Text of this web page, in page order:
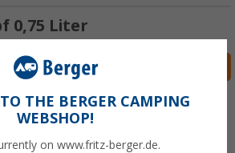
0,75 Liter
THE BERGER CAMPING
WEBSHOP!
on www.fritz-berger.de.